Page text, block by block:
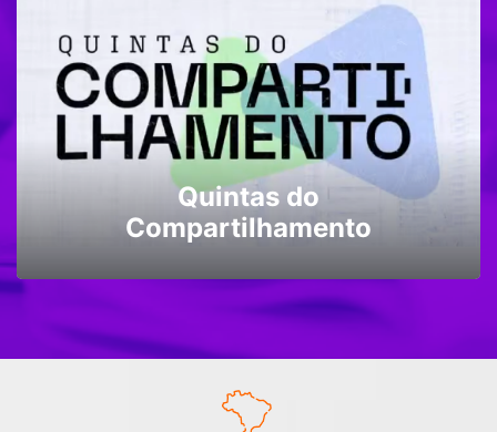
Quintas do
Compartilhamento